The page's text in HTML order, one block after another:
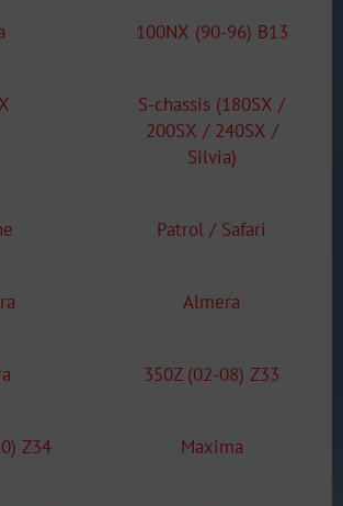
100NX (90-96) B13
S-chassis (180SX /
200SX / 240SX /
Silvia)
Patrol / Safari
Almera
350Z (02-08) Z33
Z34 Maxima